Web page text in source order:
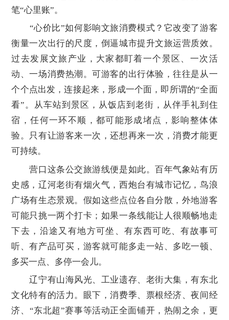
笔“心里账”。
“心价比”如何影响文旅消费模式？它改变了游客
衡量一次出行的尺度，倒逼城市提升文旅运营质效。
过去发展文旅产业，大家都盯着一个景区、一次活
动、一场消费热潮。可游客的出行体验，往往是从一
个个点出发，连接起来，形成一个面，即所谓的“全面
看”。从车站到景区，从饭店到老街，从伴手礼到住
宿，任何一环不顺，都可能形成堵点，影响整体体
验。只有让游客来一次，还想再来一次，消费才能更
可持续。
营口这条公交旅游线便是如此。百年气象站有历
史感，辽河老街有烟火气，西炮台有城市记忆，鸟浪
广场有生态景观。假如这些点位各自分散，外地游客
可能只挑一两个打卡；如果一条线能让人很顺畅地走
下去，沿途又有地方可坐、有东西可吃、有故事可
听、有产品可买，游客就可能多走一站、多吃一顿、
多买一点、多停一会儿。
辽宁有山海风光、工业遗存、老街大集，有东北
文化特有的活力。眼下，消费季、票根经济、夜间经
济、“东北超”赛事等活动正全面铺开，热闹之余，更